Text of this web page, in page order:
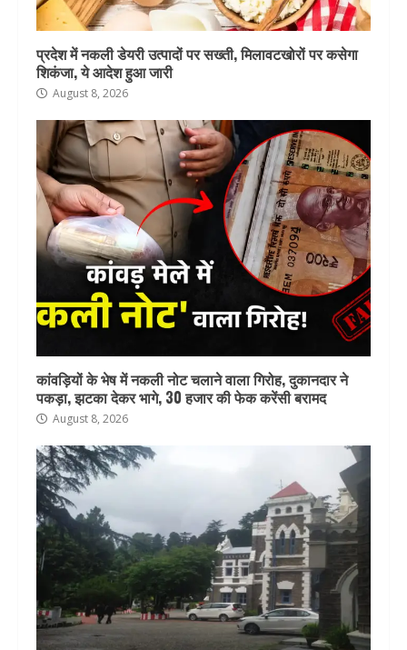
प्रदेश में नकली डेयरी उत्पादों पर सख्ती, मिलावटखोरों पर कसेगा
शिकंजा, ये आदेश हुआ जारी
August 8, 2026
कांवड़ियों के भेष में नकली नोट चलाने वाला गिरोह, दुकानदार ने
पकड़ा, झटका देकर भागे, 30 हजार की फेक करेंसी बरामद
August 8, 2026